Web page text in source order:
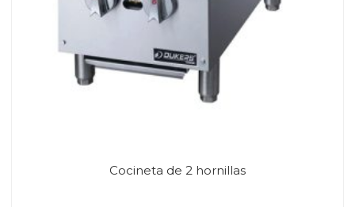
Cocineta de 2 hornillas